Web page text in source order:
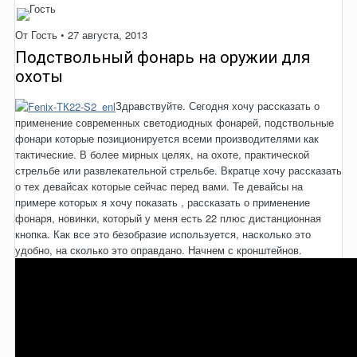
От Гость • 27 августа, 2013
Подствольный фонарь на оружии для
охоты
Здравствуйте. Сегодня хочу рассказать о
применение современных светодиодных фонарей, подствольные
фонари которые позиционируется всеми производителями как
тактические. В более мирных целях, на охоте, практической
стрельбе или развлекательной стрельбе. Вкратце хочу рассказать
о тех девайсах которые сейчас перед вами. Те девайсы на
примере которых я хочу показать , рассказать о применение
фонаря, новинки, который у меня есть 22 плюс дистанционная
кнопка. Как все это безобразие используется, насколько это
удобно, на сколько это оправдано. Начнем с кронштейнов.